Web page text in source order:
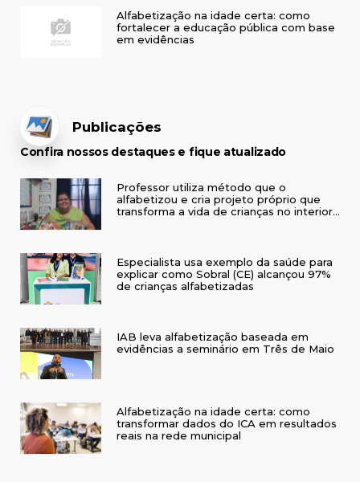
Alfabetização na idade certa: como
fortalecer a educação pública com base
em evidências
Publicações
Confira nossos destaques e fique atualizado
Professor utiliza método que o
alfabetizou e cria projeto próprio que
transforma a vida de crianças no interior
Especialista usa exemplo da saúde para
explicar como Sobral (CE) alcançou 97%
de crianças alfabetizadas
IAB leva alfabetização baseada em
evidências a seminário em Três de Maio
Alfabetização na idade certa: como
transformar dados do ICA em resultados
reais na rede municipal